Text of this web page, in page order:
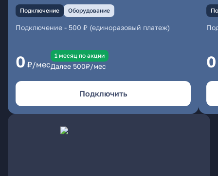
Подключение Оборудование
Подключение - 500 ₽ (единоразовый платеж)
0 ₽/мес
1 месяц по акции
Далее 500₽/мес
Подключить
0